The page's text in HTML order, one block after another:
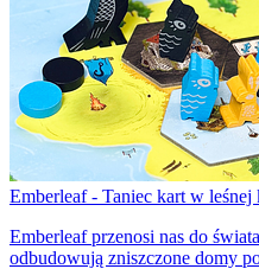
Emberleaf - Taniec kart w leśnej
Emberleaf przenosi nas do
odbudowują zniszczone domy